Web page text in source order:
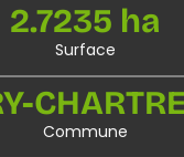
2.7235 ha
Surface
Commune